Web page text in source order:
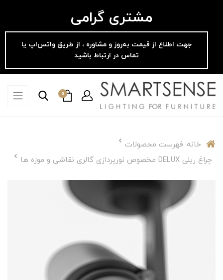
مشتری گرامی
جهت اطلاع از قیمت به‌روز و مشاوره ، از طریق واتس‌اپ یا
تماس در ارتباط باشید
0
خانه فهرست محصولات
چراغ ریلی DELUX مخصوص نورپردازی گالری نقاشی و موزه ها